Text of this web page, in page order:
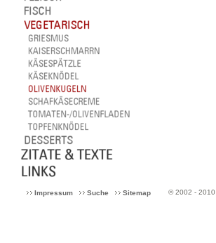
Impressum Suche Sitemap © 2002 - 2010